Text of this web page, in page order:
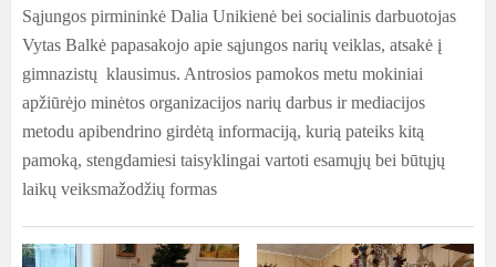
Sąjungos pirmininkė Dalia Unikienė bei socialinis darbuotojas
Vytas Balkė papasakojo apie sąjungos narių veiklas, atsakė į
gimnazistų klausimus. Antrosios pamokos metu mokiniai
apžiūrėjo minėtos organizacijos narių darbus ir mediacijos
metodu apibendrino girdėtą informaciją, kurią pateiks kitą
pamoką, stengdamiesi taisyklingai vartoti esamųjų bei būtųjų
laikų veiksmažodžių formas